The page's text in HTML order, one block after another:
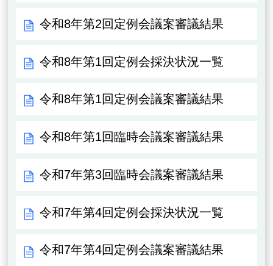
令和8年第2回定例会議案審議結果
令和8年第1回定例会採決状況一覧
令和8年第1回定例会議案審議結果
令和8年第1回臨時会議案審議結果
令和7年第3回臨時会議案審議結果
令和7年第4回定例会採決状況一覧
令和7年第4回定例会議案審議結果